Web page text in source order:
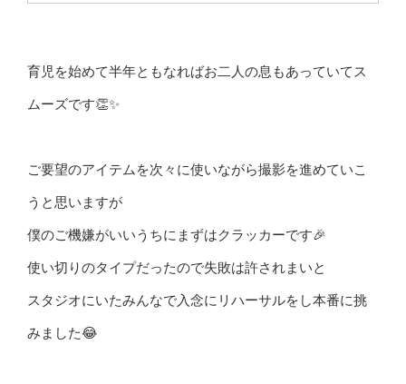
育児を始めて半年ともなればお二人の息もあっていてス
ムーズです👏✨
ご要望のアイテムを次々に使いながら撮影を進めていこ
うと思いますが
僕のご機嫌がいいうちにまずはクラッカーです🎉
使い切りのタイプだったので失敗は許されまいと
スタジオにいたみんなで入念にリハーサルをし本番に挑
みました😂